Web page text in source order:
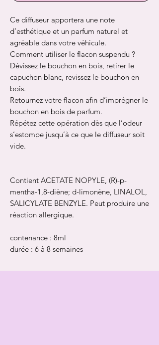
Ce diffuseur apportera une note
d’esthétique et un parfum naturel et
agréable dans votre véhicule.
Comment utiliser le flacon suspendu ?
Dévissez le bouchon en bois, retirer le
capuchon blanc, revissez le bouchon en
bois.
Retournez votre flacon afin d’imprégner le
bouchon en bois de parfum.
Répétez cette opération dès que l’odeur
s’estompe jusqu’à ce que le diffuseur soit
vide.
Contient ACETATE NOPYLE, (R)-p-
mentha-1,8-diène; d-limonène, LINALOL,
SALICYLATE BENZYLE. Peut produire une
réaction allergique.
contenance : 8ml
durée : 6 à 8 semaines